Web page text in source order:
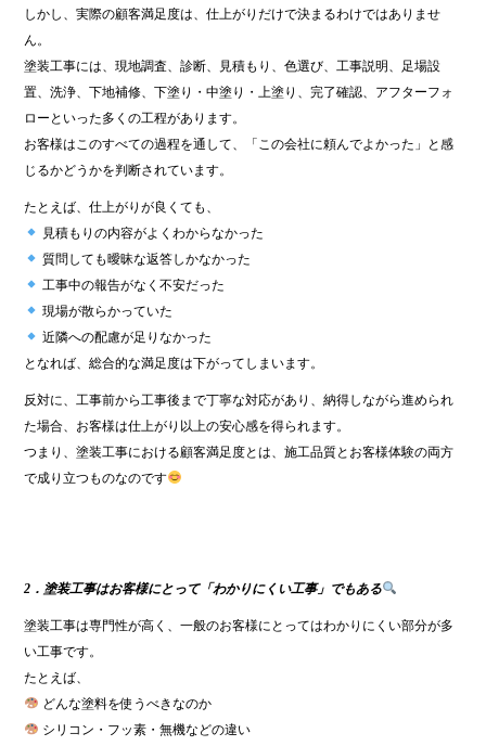
しかし、実際の顧客満足度は、仕上がりだけで決まるわけではありませ
ん。
塗装工事には、現地調査、診断、見積もり、色選び、工事説明、足場設
置、洗浄、下地補修、下塗り・中塗り・上塗り、完了確認、アフターフォ
ローといった多くの工程があります。
お客様はこのすべての過程を通して、「この会社に頼んでよかった」と感
じるかどうかを判断されています。
たとえば、仕上がりが良くても、
見積もりの内容がよくわからなかった
質問しても曖昧な返答しかなかった
工事中の報告がなく不安だった
現場が散らかっていた
近隣への配慮が足りなかった
となれば、総合的な満足度は下がってしまいます。
反対に、工事前から工事後まで丁寧な対応があり、納得しながら進められ
た場合、お客様は仕上がり以上の安心感を得られます。
つまり、塗装工事における顧客満足度とは、施工品質とお客様体験の両方
で成り立つものなのです
2．塗装工事はお客様にとって「わかりにくい工事」でもある
塗装工事は専門性が高く、一般のお客様にとってはわかりにくい部分が多
い工事です。
たとえば、
どんな塗料を使うべきなのか
シリコン・フッ素・無機などの違い